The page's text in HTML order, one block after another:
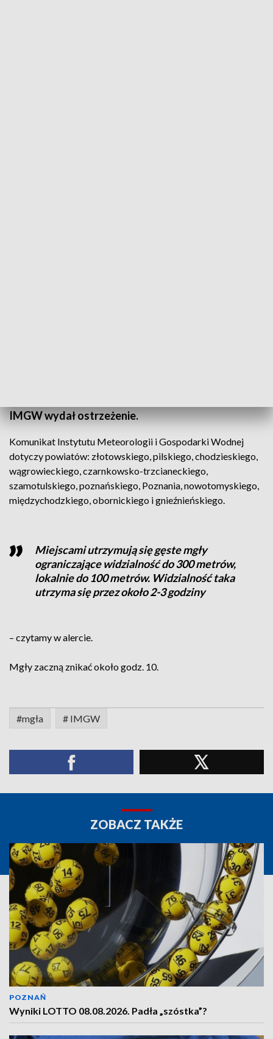
IMGW wydał ostrzeżenie.
Komunikat Instytutu Meteorologii i Gospodarki Wodnej
dotyczy powiatów: złotowskiego, pilskiego, chodzieskiego,
wągrowieckiego, czarnkowsko-trzcianeckiego,
szamotulskiego, poznańskiego, Poznania, nowotomyskiego,
międzychodzkiego, obornickiego i gnieźnieńskiego.
Miejscami utrzymują się gęste mgły
ograniczające widzialność do 300 metrów,
lokalnie do 100 metrów. Widzialność taka
utrzyma się przez około 2-3 godziny
– czytamy w alercie.
Mgły zaczną znikać około godz. 10.
#mgła # IMGW
ZOBACZ TAKŻE
POZNAŃ
Wyniki LOTTO 08.08.2026. Padła „szóstka”?